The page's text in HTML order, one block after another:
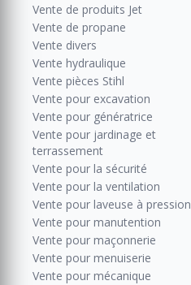
Vente de produits Jet
Vente de propane
Vente divers
Vente hydraulique
Vente pièces Stihl
Vente pour excavation
Vente pour génératrice
Vente pour jardinage et
terrassement
Vente pour la sécurité
Vente pour la ventilation
Vente pour laveuse à pression
Vente pour manutention
Vente pour maçonnerie
Vente pour menuiserie
Vente pour mécanique